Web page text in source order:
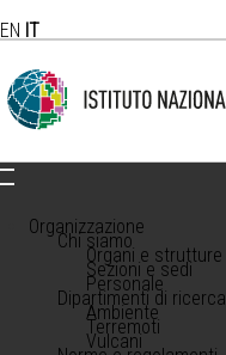
EN IT
Organizzazione
Chi siamo
Organi e strutture
Sezioni e sedi
Personale
Dipartimenti di ricerca
Ambiente
Terremoti
Vulcani